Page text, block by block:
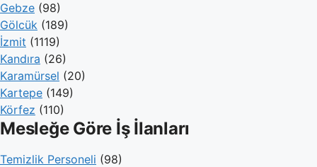
Gebze (98)
Gölcük (189)
İzmit (1119)
Kandıra (26)
Karamürsel (20)
Kartepe (149)
Körfez (110)
Mesleğe Göre İş İlanları
Temizlik Personeli (98)